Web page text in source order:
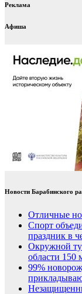
Реклама
Афиша
Новости Барабинского
Отличные
Спорт
праздник в
Окружной
области 150
99%